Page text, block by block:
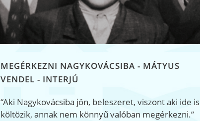
MEGÉRKEZNI NAGYKOVÁCSIBA - MÁTYUS
VENDEL - INTERJÚ
“Aki Nagykovácsiba jön, beleszeret, viszont aki ide is
költözik, annak nem könnyű valóban megérkezni.”